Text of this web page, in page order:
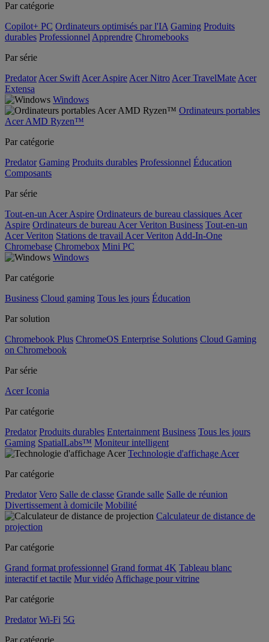
Par catégorie
Copilot+ PC Ordinateurs optimisés par l'IA Gaming Produits
durables Professionnel Apprendre Chromebooks
Par série
Predator Acer Swift Acer Aspire Acer Nitro Acer TravelMate Acer
Extensa
Windows
Ordinateurs portables
Acer AMD Ryzen™
Par catégorie
Predator Gaming Produits durables Professionnel Éducation
Composants
Par série
Tout-en-un Acer Aspire Ordinateurs de bureau classiques Acer
Aspire Ordinateurs de bureau Acer Veriton Business Tout-en-un
Acer Veriton Stations de travail Acer Veriton Add-In-One
Chromebase Chromebox Mini PC
Windows
Par catégorie
Business Cloud gaming Tous les jours Éducation
Par solution
Chromebook Plus ChromeOS Enterprise Solutions Cloud Gaming
on Chromebook
Par série
Acer Iconia
Par catégorie
Predator Produits durables Entertainment Business Tous les jours
Gaming SpatialLabs™ Moniteur intelligent
Technologie d'affichage Acer
Par catégorie
Predator Vero Salle de classe Grande salle Salle de réunion
Divertissement à domicile Mobilité
Calculateur de distance de
projection
Par catégorie
Grand format professionnel Grand format 4K Tableau blanc
interactif et tactile Mur vidéo Affichage pour vitrine
Par catégorie
Predator Wi-Fi 5G
Par catégorie